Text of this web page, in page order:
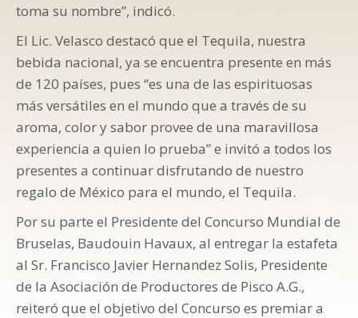
toma su nombre”, indicó.
El Lic. Velasco destacó que el Tequila, nuestra
bebida nacional, ya se encuentra presente en más
de 120 países, pues “es una de las espirituosas
más versátiles en el mundo que a través de su
aroma, color y sabor provee de una maravillosa
experiencia a quien lo prueba” e invitó a todos los
presentes a continuar disfrutando de nuestro
regalo de México para el mundo, el Tequila.
Por su parte el Presidente del Concurso Mundial de
Bruselas, Baudouin Havaux, al entregar la estafeta
al Sr. Francisco Javier Hernandez Solis, Presidente
de la Asociación de Productores de Pisco A.G.,
reiteró que el objetivo del Concurso es premiar a